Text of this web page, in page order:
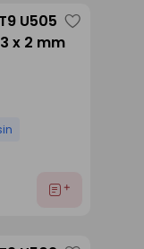
U505
x 2 mm
Ajouter